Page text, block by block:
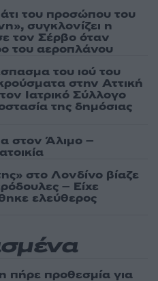
του προσώπου του
συγκλονίζει η
τον Σέρβο όταν
του αεροπλάνου
του ιού του
στην Αττική
Ιατρικό Σύλλογο
της δημόσιας
στον Άλιμο –
στο Λονδίνο βίαζε
– Είχε
ελεύθερος
προθεσμία για